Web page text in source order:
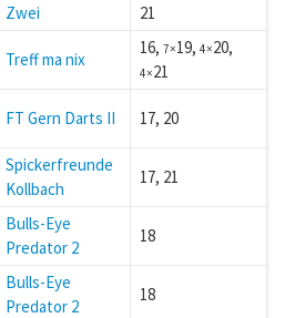
Zwei
21
Treff ma nix
16,7×19,4×20,
4×21
FT Gern Darts II 17, 20
Spickerfreunde
Kollbach
17, 21
Bulls-Eye
Predator 2
18
Bulls-Eye
Predator 2
18